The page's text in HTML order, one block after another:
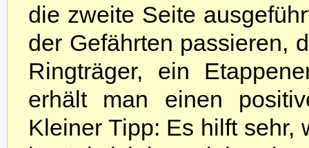
die zweite Seite
der Gefährten passieren,
Ringträger, ein
erhält man einen
Kleiner Tipp: Es hilft sehr,